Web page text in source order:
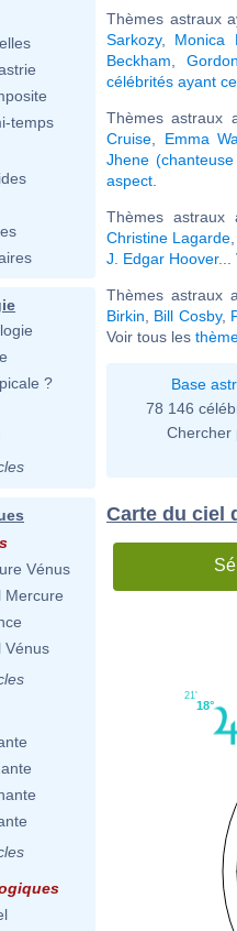
temps
?
Vénus
Mercure
Vénus
Thèmes astraux
Sarkozy, Monica
Beckham
célébrités ayant
Thèmes astraux
Cruise
Emma
Jhene (chanteuse
aspect
Thèmes
Christine Lagarde
J. Edgar Hoover...
Thèmes astraux
Birkin
Bill Cosby,
Voir tous les
Base
78 146
Chercher
Carte du ciel
18°
21'